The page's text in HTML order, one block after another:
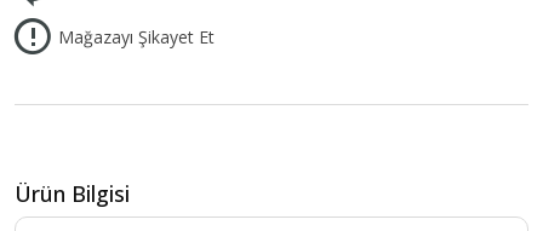
Mağazayı Şikayet Et
Ürün Bilgisi